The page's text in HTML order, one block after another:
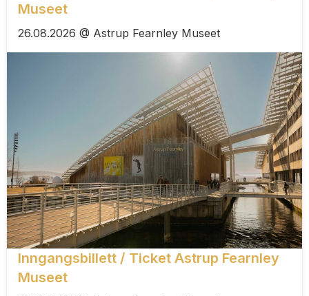
Museet
26.08.2026 @ Astrup Fearnley Museet
Inngangsbillett / Ticket Astrup Fearnley
Museet